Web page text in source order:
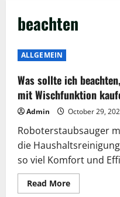
beachten
ALLGEMEIN
Was sollte ich
mit Wischfunktion
Admin October 29,
Roboterstaubsauger
die
so viel Komfort und
Read MoreRead
more